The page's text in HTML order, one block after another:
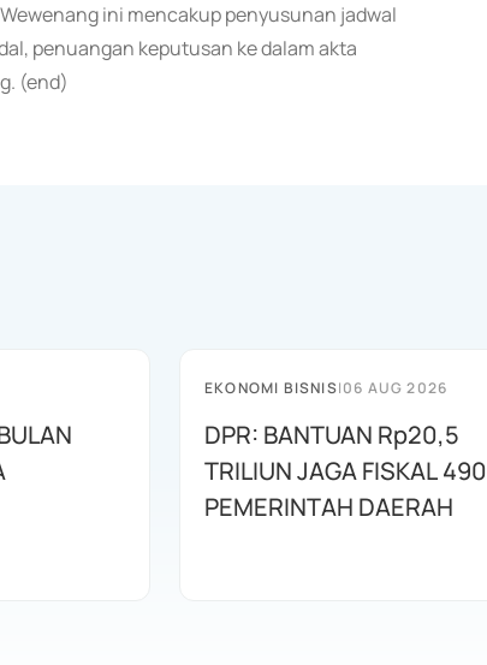
ini mencakup penyusunan jadwal
penuangan keputusan ke dalam akta
(end)
EKONOMI BISNIS|06 AUG 2026
DPR: BANTUAN Rp20,5
TRILIUN JAGA FISKAL 490
PEMERINTAH DAERAH